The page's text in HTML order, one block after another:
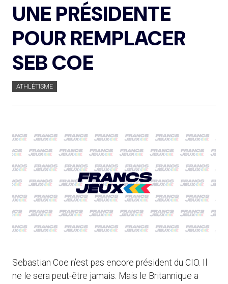
UNE PRÉSIDENTE
POUR REMPLACER
SEB COE
ATHLÉTISME
Sebastian Coe n’est pas encore président du CIO. Il
ne le sera peut-être jamais. Mais le Britannique a